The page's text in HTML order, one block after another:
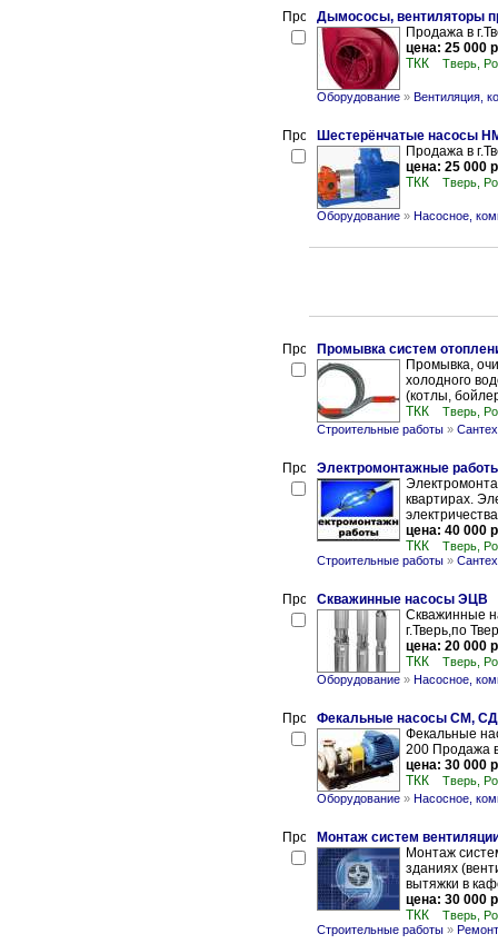
Дымососы, вентиляторы
Продажа в
цена: 25 000
ТКК
Тверь,
Оборудование » Вентиляция,
Шестерёнчатые насосы
Продажа в
цена: 25 000
ТКК
Тверь,
Оборудование » Насосное,
Промывка систем
Промывка,
холодного
(котлы,
ТКК
Тверь,
Строительные работы »
Электромонтажные
квартирах.
цена: 40 000
ТКК
Тверь,
Строительные работы »
Скважинные насосы ЭЦВ
Скважинные
г.Тверь,по
цена: 20 000
ТКК
Тверь,
Оборудование » Насосное,
Фекальные насосы СМ, СД
Фекальные
200 Продажа в
цена: 30 000
ТКК
Тверь,
Оборудование » Насосное,
Монтаж систем
Монтаж
зданиях
вытяжки в
цена: 30 000
ТКК
Тверь,
Строительные работы »